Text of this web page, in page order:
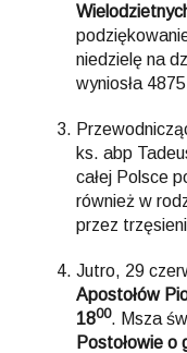
niedzielę na
wyniosła
ks. abp
całej Polsce
również w
przez
Jutro, 29
Apostołów
1800. Msza
Postołowie o